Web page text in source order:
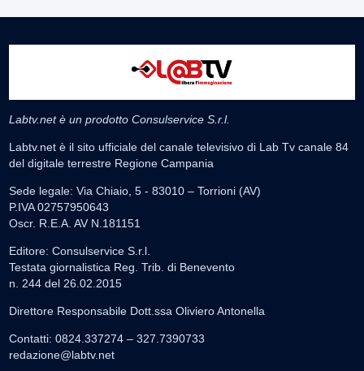
Labtv.net è un prodotto Consulservice S.r.l.
Labtv.net è il sito ufficiale del canale televisivo di Lab Tv canale 84
del digitale terrestre Regione Campania
Sede legale: Via Chiaio, 5 - 83010 – Torrioni (AV)
P.IVA 02757950643
Oscr. R.E.A. AV N.181151
Editore: Consulservice S.r.l.
Testata giornalistica Reg. Trib. di Benevento
n. 244 del 26.02.2015
Direttore Responsabile Dott.ssa Oliviero Antonella
Contatti: 0824.337274 – 327.7390733
redazione@labtv.net